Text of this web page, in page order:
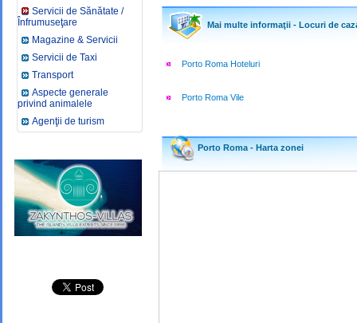
Servicii de Sănătate /
Înfrumuseţare
Magazine & Servicii
Servicii de Taxi
Transport
Aspecte generale
privind animalele
Agenţii de turism
Mai multe informaţii - Locuri de
Porto Roma Hoteluri
Porto Roma Vile
Porto Roma - Harta zonei